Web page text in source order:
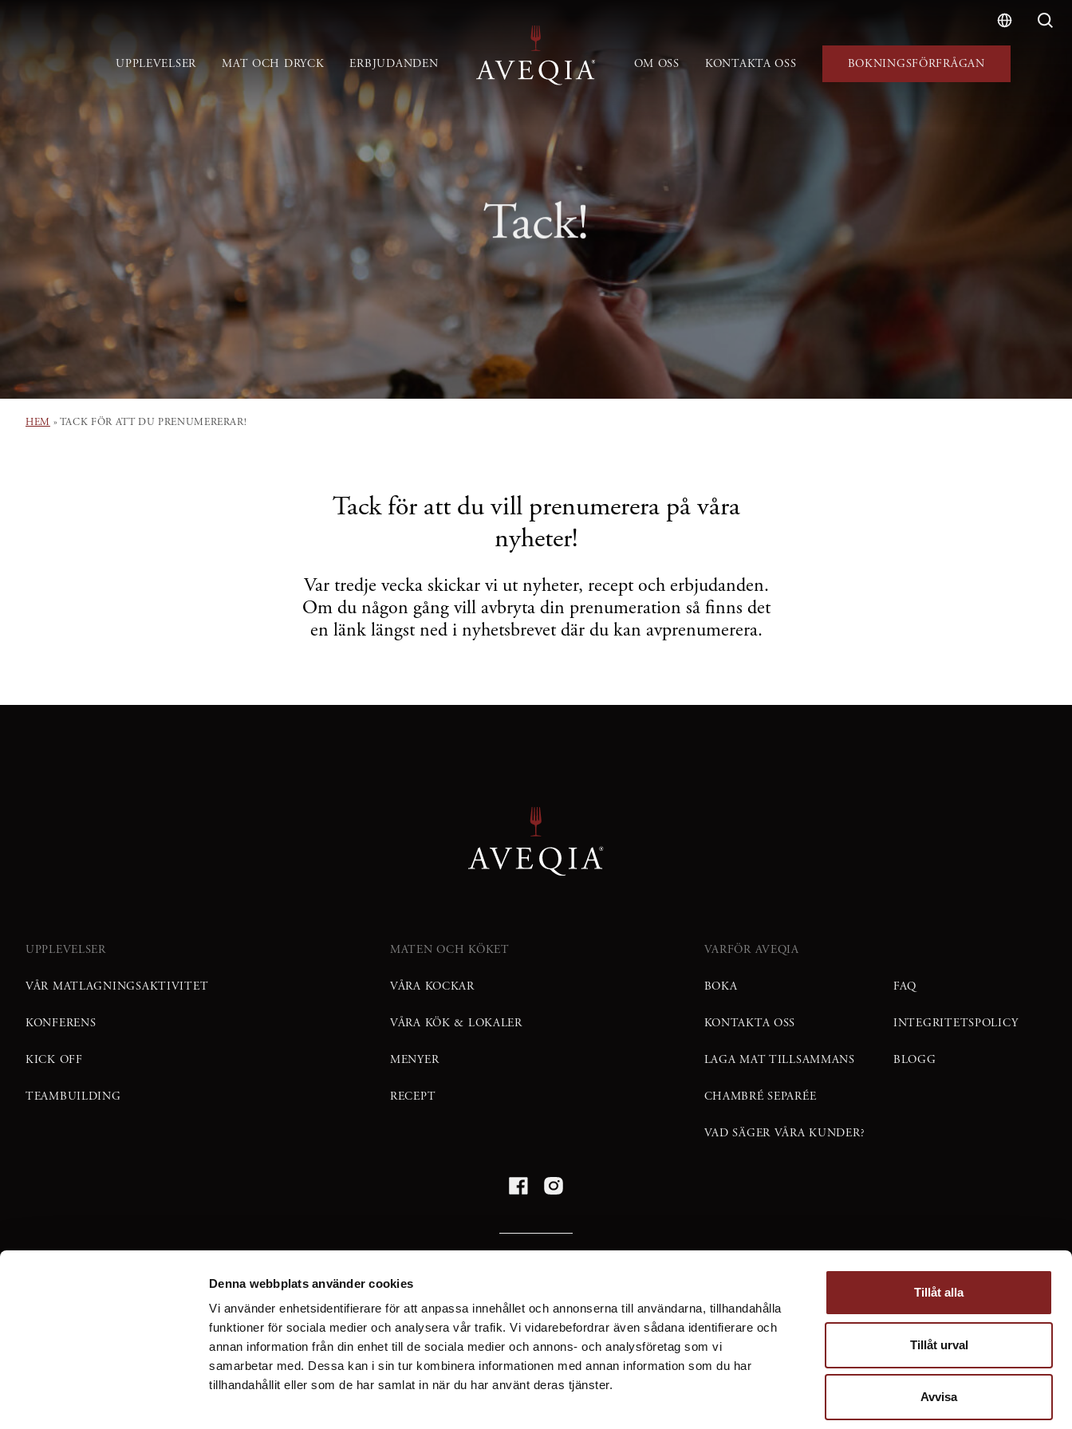
Denna webbplats använder cookies
Vi använder enhetsidentifierare för att anpassa innehållet och annonserna till användarna, tillhandahålla
funktioner för sociala medier och analysera vår trafik. Vi vidarebefordrar även sådana identifierare och
annan information från din enhet till de sociala medier och annons- och analysföretag som vi
samarbetar med. Dessa kan i sin tur kombinera informationen med annan information som du har
tillhandahållit eller som de har samlat in när du har använt deras tjänster.
Tillåt alla
Tillåt urval
Avvisa
UPPLEVELSER MAT OCH DRYCK ERBJUDANDEN OM OSS KONTAKTA OSS BOKNINGSFÖRFRÅGAN
Tack!
HEM » TACK FÖR ATT DU PRENUMERERAR!
Tack för att du vill prenumerera på våra
nyheter!
Var tredje vecka skickar vi ut nyheter, recept och erbjudanden.
Om du någon gång vill avbryta din prenumeration så finns det
en länk längst ned i nyhetsbrevet där du kan avprenumerera.
UPPLEVELSER
VÅR MATLAGNINGSAKTIVITET
KONFERENS
KICK OFF
TEAMBUILDING
MATEN OCH KÖKET
VÅRA KOCKAR
VÅRA KÖK & LOKALER
MENYER
RECEPT
VARFÖR AVEQIA
BOKA
KONTAKTA OSS
LAGA MAT TILLSAMMANS
CHAMBRÉ SEPARÉE
VAD SÄGER VÅRA KUNDER?
FAQ
INTEGRITETSPOLICY
BLOGG
TULEGATAN 11,
TEL
08-522 703 70